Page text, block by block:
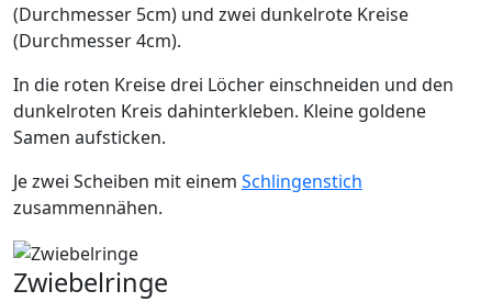
(Durchmesser 5cm) und zwei dunkelrote Kreise
(Durchmesser 4cm).
In die roten Kreise drei Löcher einschneiden und den
dunkelroten Kreis dahinterkleben. Kleine goldene
Samen aufsticken.
Je zwei Scheiben mit einem Schlingenstich
zusammennähen.
Zwiebelringe